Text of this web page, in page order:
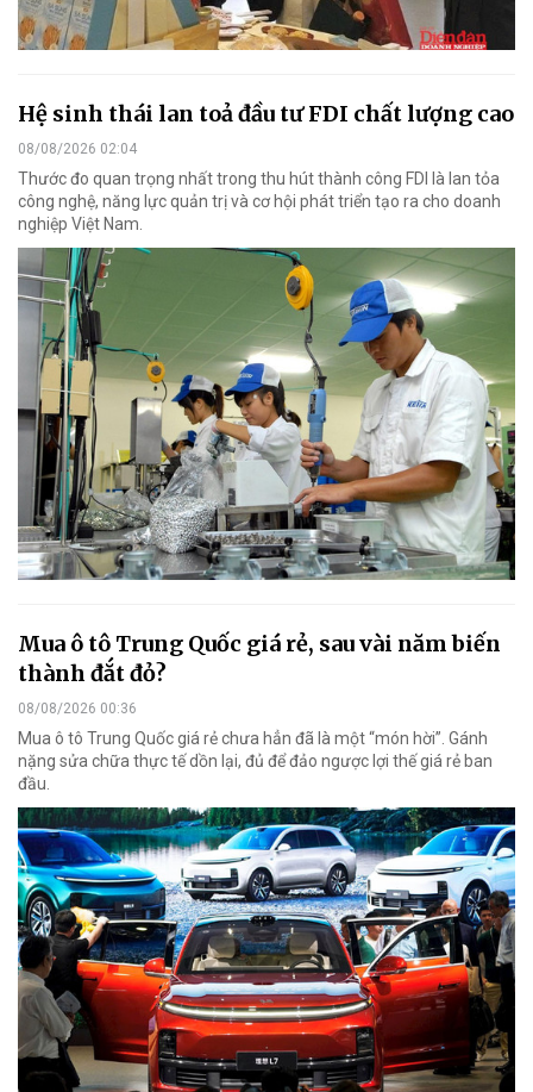
Hệ sinh thái lan toả đầu tư FDI chất lượng cao
08/08/2026 02:04
Thước đo quan trọng nhất trong thu hút thành công FDI là lan tỏa
công nghệ, năng lực quản trị và cơ hội phát triển tạo ra cho doanh
nghiệp Việt Nam.
Mua ô tô Trung Quốc giá rẻ, sau vài năm biến
thành đắt đỏ?
08/08/2026 00:36
Mua ô tô Trung Quốc giá rẻ chưa hẳn đã là một “món hời”. Gánh
nặng sửa chữa thực tế dồn lại, đủ để đảo ngược lợi thế giá rẻ ban
đầu.